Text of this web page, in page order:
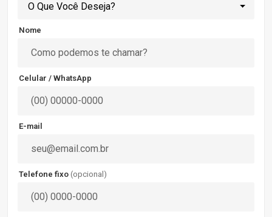
O Que Você Deseja?
Nome
Celular / WhatsApp
E-mail
Telefone fixo (opcional)